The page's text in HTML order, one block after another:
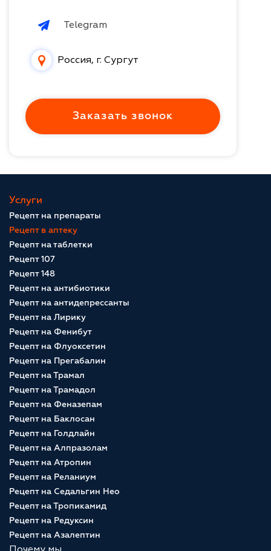
Telegram
Россия, г. Сургут
Заказать звонок
Услуги
Рецепт на препараты
Рецепт в аптеку
Рецепт на таблетки
Рецепт 107
Рецепт 148
Рецепт на антибиотики
Рецепт на антидепрессанты
Рецепт на Лирику
Рецепт на Фенибут
Рецепт на Флуоксетин
Рецепт на Прегабалин
Рецепт на Трамал
Рецепт на Трамадол
Рецепт на Феназепам
Рецепт на Баклосан
Рецепт на Голдлайн
Рецепт на Алпразолам
Рецепт на Атропин
Рецепт на Реланиум
Рецепт на Седальгин Нео
Рецепт на Тропикамид
Рецепт на Редуксин
Рецепт на Азалептин